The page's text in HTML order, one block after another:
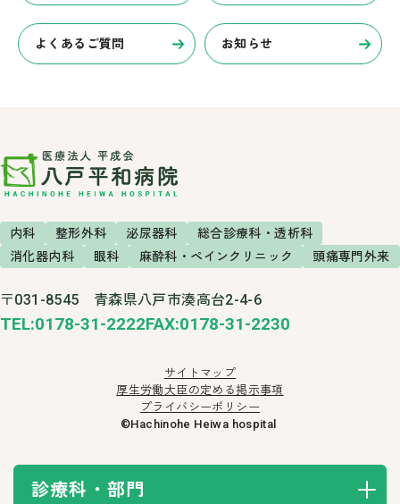
診療科・部門
よくあるご質問 お知らせ
内科 整形外科 泌尿器科
総合診療科・透析科
消化器内科
眼科 麻酔科・ペインクリニック 頭痛専門外来
〒031-8545 青森県八戸市湊高台2-4-6
TEL:0178-31-2222FAX:0178-31-2230
©Hachinohe Heiwa hospital
サイトマップ
厚生労働大臣の定める掲示事項
プライバシーポリシー